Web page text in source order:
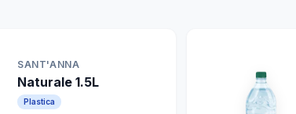
SANT'ANNA
Naturale 1.5L
Plastica